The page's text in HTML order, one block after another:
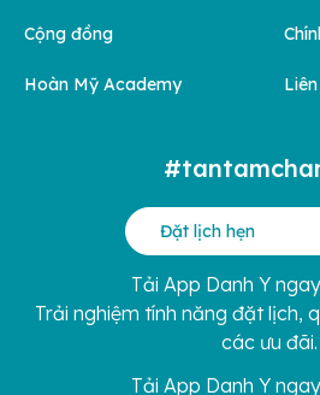
Cộng đồng
Hoàn Mỹ Academy
Đặt lịch hẹn
Tải App Danh Y
Trải nghiệm tính năng đặt lịch,
các ưu đãi.
Tải App Danh Y